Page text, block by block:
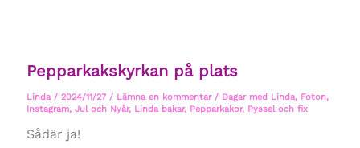
Pepparkakskyrkan på plats
Linda / 2024/11/27 / Lämna en kommentar / Dagar med Linda, Foton,
Instagram, Jul och Nyår, Linda bakar, Pepparkakor, Pyssel och fix
Sådär ja!